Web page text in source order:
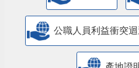
公職人員利益衝突